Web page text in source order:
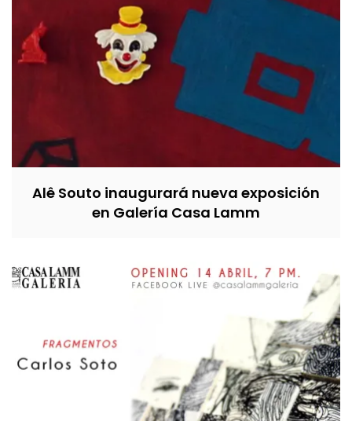
Alê Souto inaugurará nueva exposición
en Galería Casa Lamm